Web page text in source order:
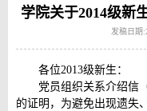
学院关于2014级新
发稿日期
各位2013级新生：
党员组织关系介绍信
的证明，为避免出现遗失